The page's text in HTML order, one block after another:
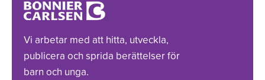
Vi arbetar med att hitta, utveckla,
publicera och sprida berättelser för
barn och unga.